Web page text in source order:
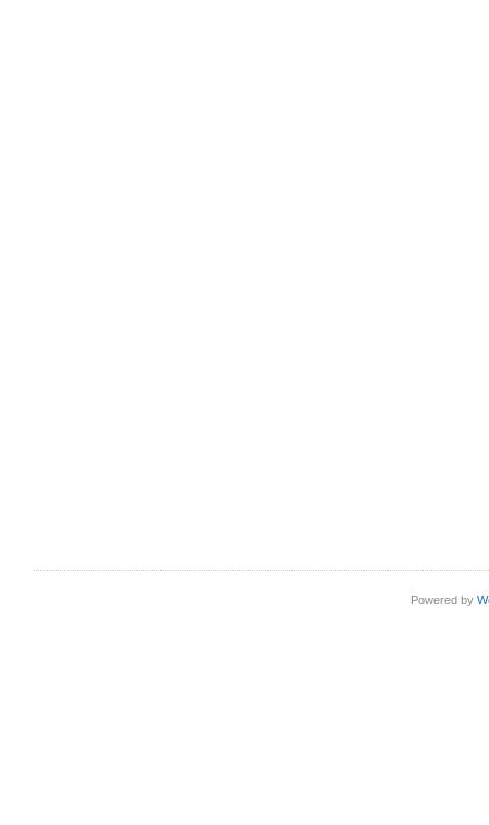
Powered by